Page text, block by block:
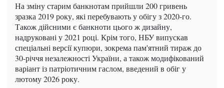
На зміну старим банкнотам прийшли 200 гривень
зразка 2019 року, які перебувають у обігу з 2020-го.
Також дійсними є банкноти цього ж дизайну,
надруковані у 2021 році. Крім того, НБУ випускав
спеціальні версії купюри, зокрема пам'ятний тираж до
30-річчя незалежності України, а також модифікований
варіант із патріотичним гаслом, введений в обіг у
лютому 2026 року.